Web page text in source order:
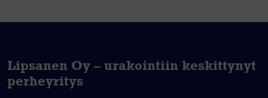
Lipsanen Oy – urakointiin keskittynyt
perheyritys